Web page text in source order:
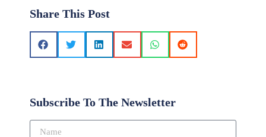
Share This Post
Subscribe To The Newsletter